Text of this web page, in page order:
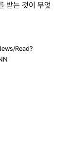
받는 것이 무엇
Read?